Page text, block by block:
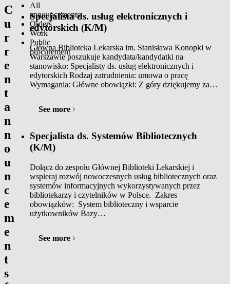
C
u
r
r
e
n
t
a
n
n
o
u
n
c
e
m
e
n
t
s
All
announcements
Orders
Work
Public
procurement
Specjalista ds. usług elektronicznych i
edytorskich (K/M)
Główna Biblioteka Lekarska im. Stanisława Konopki w
Warszawie poszukuje kandydata/kandydatki na
stanowisko: Specjalisty ds. usług elektronicznych i
edytorskich Rodzaj zatrudnienia: umowa o pracę
Wymagania: Główne obowiązki: Z góry dziękujemy za…
See more
Specjalista ds. Systemów Bibliotecznych
(K/M)
Dołącz do zespołu Głównej Biblioteki Lekarskiej i
wspieraj rozwój nowoczesnych usług bibliotecznych oraz
systemów informacyjnych wykorzystywanych przez
bibliotekarzy i czytelników w Polsce. Zakres
obowiązków: System biblioteczny i wsparcie
użytkowników Bazy…
See more